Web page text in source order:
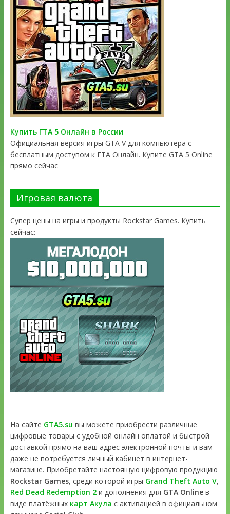
Купить ГТА 5 Онлайн в России
Официальная версия игры GTA V для компьютера с
бесплатным доступом к ГТА Онлайн. Купите GTA 5 Online
прямо сейчас
Игровая валюта
Супер цены на игры и продукты Rockstar Games. Купить
сейчас:
На сайте GTA5.su вы можете приобрести различные
цифровые товары с удобной онлайн оплатой и быстрой
доставкой прямо на ваш адрес электронной почты и вам
даже не потребуется личный кабинет в интернет-
магазине. Приобретайте настоящую цифровую продукцию
Rockstar Games, среди которой игры Grand Theft Auto V,
Red Dead Redemption 2и дополнения для GTA Onlineв
виде платёжных карт Акула с активацией в официальном